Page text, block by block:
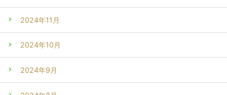
2024年11月
2024年10月
2024年9月